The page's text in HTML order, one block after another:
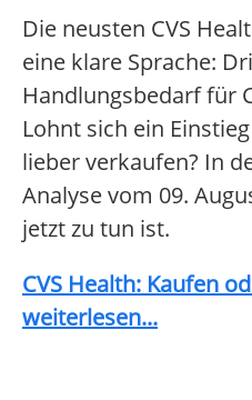
Die neusten CVS
eine klare Sprache:
Handlungsbedarf für
Lohnt sich ein
lieber verkaufen? In
Analyse vom 09.
jetzt zu tun ist.
CVS Health: Kaufen
weiterlesen...